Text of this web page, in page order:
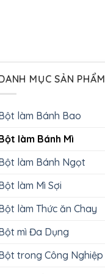
MỤC SẢN PHẨM
làm Bánh Bao
làm Bánh Mì
làm Bánh Ngọt
làm Mì Sợi
làm Thức ăn Chay
mì Đa Dụng
trong Công Nghiệp